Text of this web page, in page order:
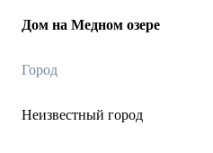
Дом на Медном озере
Город
Неизвестный город